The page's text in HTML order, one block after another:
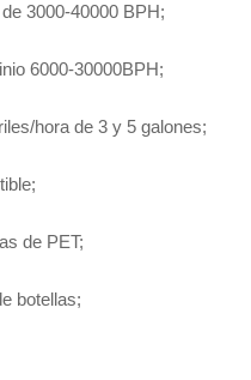
3000-40000 BPH;
6000-30000BPH;
hora de 3 y 5 galones;
de PET;
botellas;